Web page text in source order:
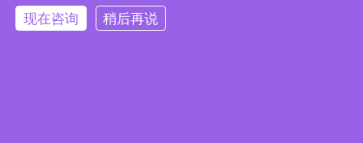
法律条款| 隐私声明 |网站地图
现在咨询 稍后再说